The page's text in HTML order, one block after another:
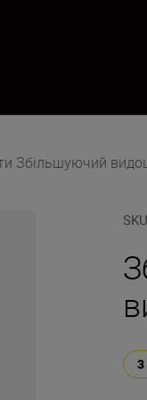
Збільшуючий
SKU